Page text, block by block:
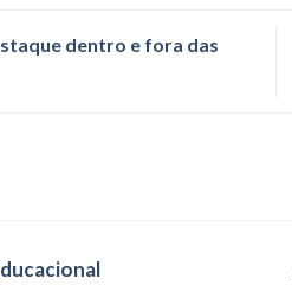
dentro e fora das